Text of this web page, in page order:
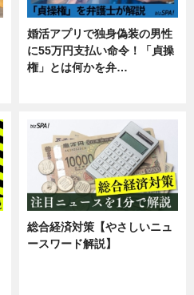
婚活アプリで独身偽装の男性
に55万円支払い命令！「貞操
権」とは何かを弁…
総合経済対策【やさしいニュ
ースワード解説】